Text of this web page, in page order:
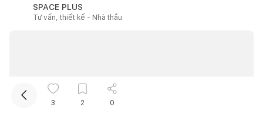
SPACE PLUS
Tư vấn, thiết kế - Nhà thầu
3 2 0